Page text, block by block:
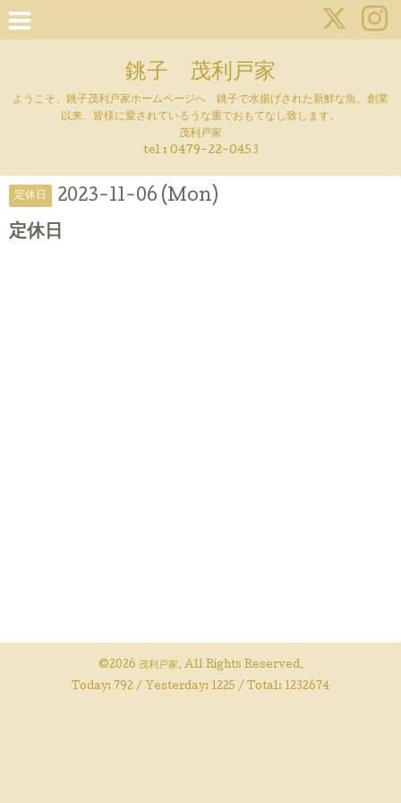
銚子 茂利戸家
ようこそ、銚子茂利戸家ホームページへ 銚子で水揚げされた新鮮な魚、創業
以来、皆様に愛されているうな重でおもてなし致します。
茂利戸家
tel : 0479-22-0453
定休日 2023-11-06 (Mon)
定休日
©2026 茂利戸家. All Rights Reserved.
Today: 792 / Yesterday: 1225 / Total: 1232674